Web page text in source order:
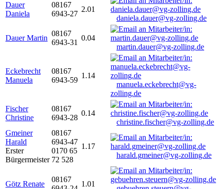
Dauer
Daniela
08167
6943-27
2.01
daniela.dauer@vg-zolling.de
Dauer Martin
08167
6943-31
0.04
martin.dauer@vg-zolling.de
Eckebrecht
Manuela
08167
6943-59
1.14
manuela.eckebrecht@vg-
zolling.de
Fischer
Christine
08167
6943-28
0.14
christine.fischer@vg-zolling.de
Gmeiner
Harald
Erster
Bürgermeister
08167
6943-47
0170 65
72 528
1.17
harald.gmeiner@vg-zolling.de
Götz Renate
08167
1.01